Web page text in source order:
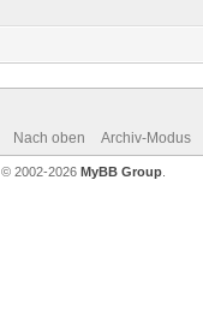
Nach oben Archiv-Modus
, © 2002-2026 MyBB Group